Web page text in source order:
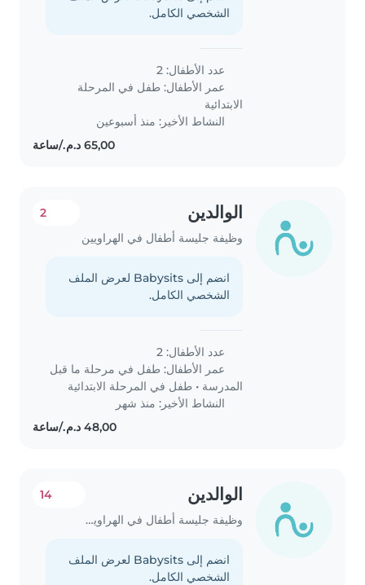
الشخصي الكامل.
عدد الأطفال: 2
عمر الأطفال: طفل في المرحلة
الابتدائية
النشاط الأخير: منذ أسبوعين
الوالدين
وظيفة جليسة أطفال في الهراويين
2
انضم إلى Babysits لعرض الملف
الشخصي الكامل.
عدد الأطفال: 2
عمر الأطفال: طفل في مرحلة ما قبل
المدرسة • طفل في المرحلة الابتدائية
النشاط الأخير: منذ شهر
الوالدين
وظيفة جليسة أطفال في الهراويين
14
انضم إلى Babysits لعرض الملف
الشخصي الكامل.